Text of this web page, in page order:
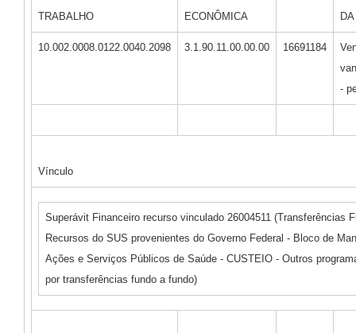
TRABALHO
ECONÔMICA
10.002.0008.0122.0040.2098 3.1.90.11.00.00.00 16691184
-
Vínculo
Superávit Financeiro recurso vinculado 26004511 (Transferências
Recursos do SUS provenientes do Governo Federal - Bloco de
Ações e Serviços Públicos de Saúde - CUSTEIO - Outros
por transferências fundo a fundo)